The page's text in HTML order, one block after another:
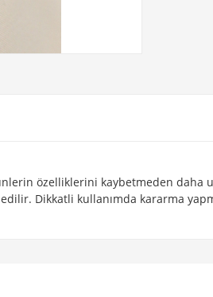
özelliklerini kaybetmeden daha
Dikkatli kullanımda kararma